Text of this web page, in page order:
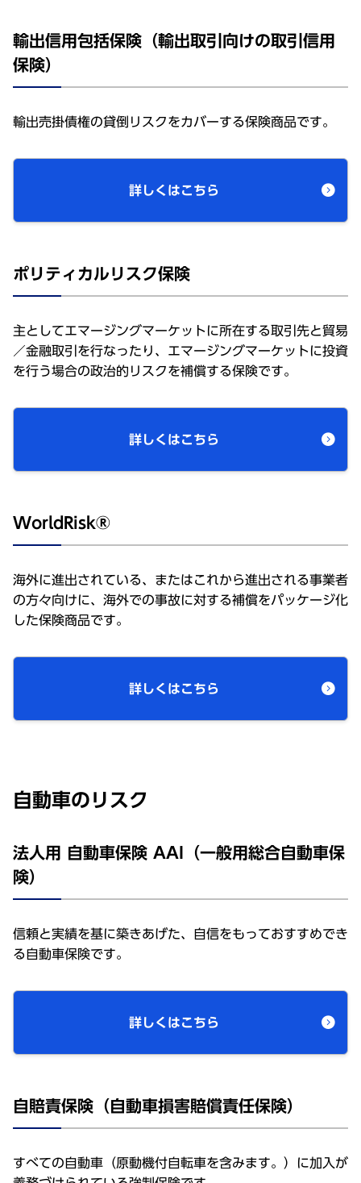
輸出信用包括保険（輸出取引向けの取引信用
保険）
輸出売掛債権の貸倒リスクをカバーする保険商品です。
詳しくはこちら
ポリティカルリスク保険
主としてエマージングマーケットに所在する取引先と貿易
／金融取引を行なったり、エマージングマーケットに投資
を行う場合の政治的リスクを補償する保険です。
詳しくはこちら
WorldRisk®
海外に進出されている、またはこれから進出される事業者
の方々向けに、海外での事故に対する補償をパッケージ化
した保険商品です。
詳しくはこちら
自動車のリスク
法人用 自動車保険 AAI（一般用総合自動車保
険）
信頼と実績を基に築きあげた、自信をもっておすすめでき
る自動車保険です。
詳しくはこちら
自賠責保険（自動車損害賠償責任保険）
すべての自動車（原動機付自転車を含みます。）に加入が